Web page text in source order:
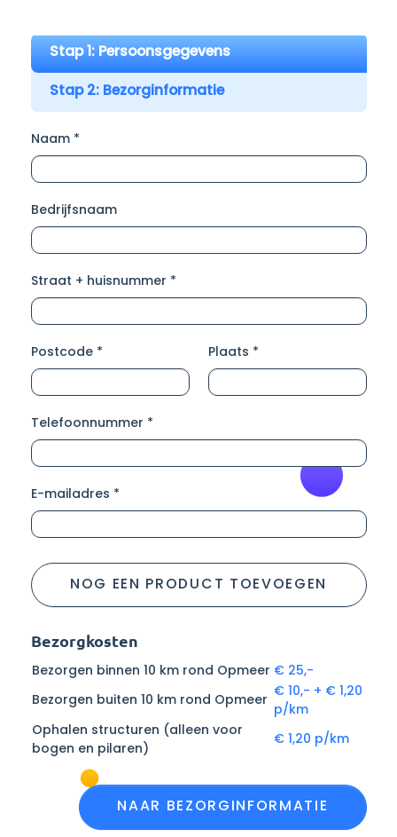
Stap 1: Persoonsgegevens
Stap 2: Bezorginformatie
Naam *
Bedrijfsnaam
Straat + huisnummer *
Postcode * Plaats *
Telefoonnummer *
E-mailadres *
NOG EEN PRODUCT TOEVOEGEN
Bezorgkosten
Bezorgen binnen 10 km rond Opmeer € 25,-
Bezorgen buiten 10 km rond Opmeer
€ 10,- + € 1,20
p/km
Ophalen structuren (alleen voor
bogen en pilaren)
€ 1,20 p/km
NAAR BEZORGINFORMATIE